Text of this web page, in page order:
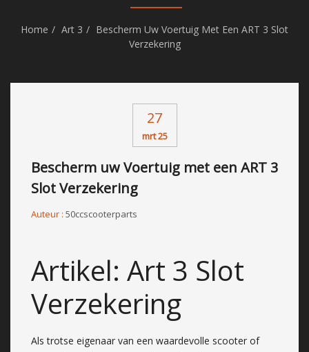
Home Art 3
Bescherm Uw Voertuig Met Een ART 3 Slot
Verzekering
27
mrt 25
Bescherm uw Voertuig met een ART 3
Slot Verzekering
Auteur : 50ccscooterparts
Artikel: Art 3 Slot
Verzekering
Als trotse eigenaar van een waardevolle scooter of